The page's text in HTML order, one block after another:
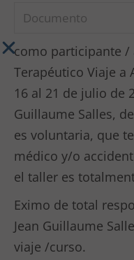
como participante /
Terapéutico Viaje a
16 al 21 de julio de
Guillaume Salles,
es voluntaria, que
médico y/o
el taller es
Eximo de total
Jean Guillaume
viaje /curso.